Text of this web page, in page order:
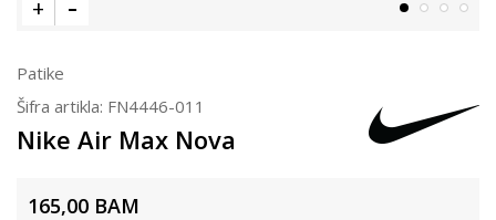
Patike
Šifra artikla: FN4446-011
Nike Air Max Nova
165,00 BAM